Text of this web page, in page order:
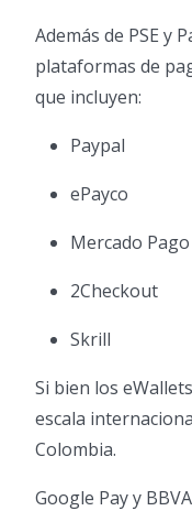
Además de PSE y
plataformas de
que incluyen:
Paypal
ePayco
Mercado Pago
2Checkout
Skrill
Si bien los
escala
Colombia.
Google Pay y